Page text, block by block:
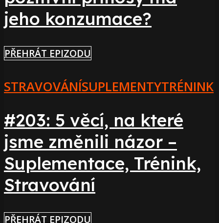
jeho konzumace?
PŘEHRÁT EPIZODU
STRAVOVÁNÍSUPLEMENTYTRÉNINK
#203: 5 věcí, na které
jsme změnili názor –
Suplementace, Trénink,
Stravování
PŘEHRÁT EPIZODU